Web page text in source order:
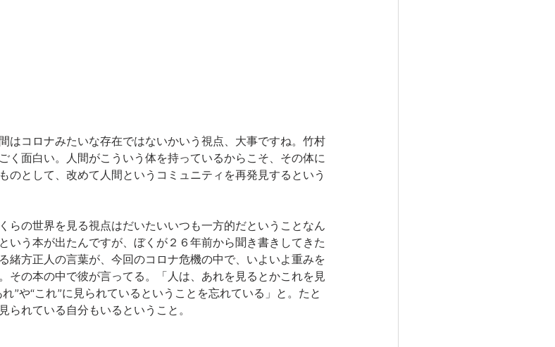
はコロナみたいな存在ではないかいう視点、大事ですね。竹村
く面白い。人間がこういう体を持っているからこそ、その体に
のとして、改めて人間というコミュニティを再発見するという
らの世界を見る視点はだいたいいつも一方的だということなん
いう本が出たんですが、ぼくが２６年前から聞き書きしてきた
緒方正人の言葉が、今回のコロナ危機の中で、いよいよ重みを
その本の中で彼が言ってる。「人は、あれを見るとかこれを見
”や“これ”に見られているということを忘れている」と。たと
られている自分もいるということ。